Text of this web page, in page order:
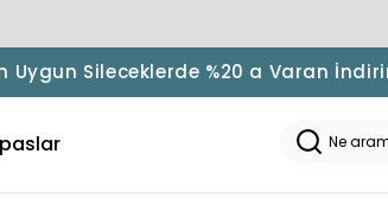
Uygun Sileceklerde %20 a Varan